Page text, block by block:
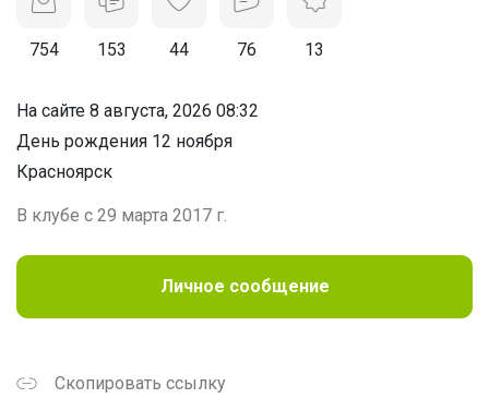
754 153 44 76 13
На сайте 8 августа, 2026 08:32
День рождения 12 ноября
Красноярск
В клубе с 29 марта 2017 г.
Личное сообщение
Скопировать ссылку